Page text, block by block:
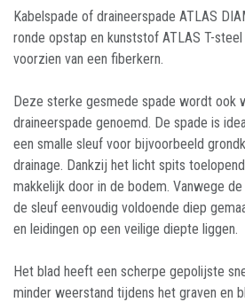
Kabelspade of draineerspade ATLAS
ronde opstap en kunststof ATLAS T-
voorzien van een fiberkern.
Deze sterke gesmede spade wordt ook
draineerspade genoemd. De spade is
een smalle sleuf voor bijvoorbeeld
drainage. Dankzij het licht spits
makkelijk door in de bodem. Vanwege
de sleuf eenvoudig voldoende diep
en leidingen op een veilige diepte liggen.
Het blad heeft een scherpe gepolijste
minder weerstand tijdens het graven en